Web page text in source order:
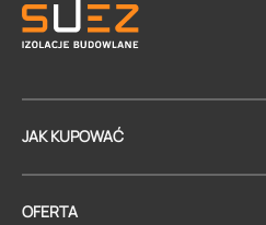
JAK KUPOWAĆ
OFERTA